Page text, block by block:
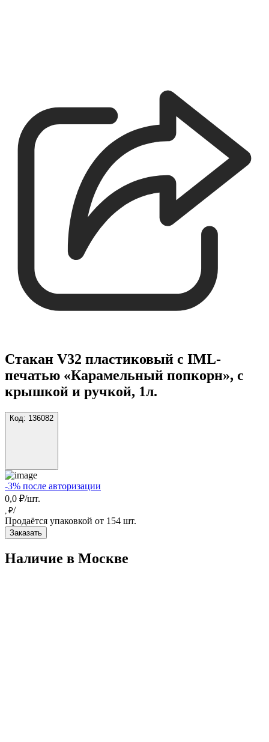
Стакан V32 пластиковый с IML-
печатью «Карамельный попкорн», с
крышкой и ручкой, 1л.
Код: 136082
-3% после авторизации
0,0 ₽/шт.
, ₽/
Продаётся упаковкой от 154 шт.
Заказать
Наличие в Москвe